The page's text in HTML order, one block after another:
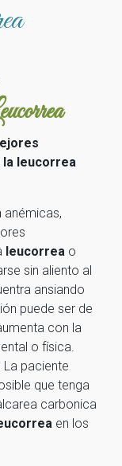
la leucorrea
anémicas,
leucorrea o
sin aliento al
ansiando
puede ser de
con la
o física.
paciente
que tenga
carbonica
en los